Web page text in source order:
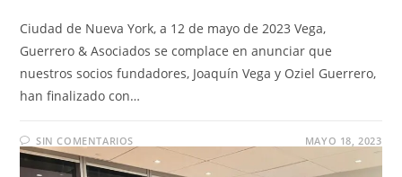
Ciudad de Nueva York, a 12 de mayo de 2023 Vega,
Guerrero & Asociados se complace en anunciar que
nuestros socios fundadores, Joaquín Vega y Oziel Guerrero,
han finalizado con…
SIN COMENTARIOS MAYO 18, 2023